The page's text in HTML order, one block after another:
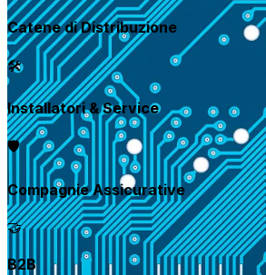
Catene di Distribuzione
🛠️
Installatori & Service
🛡️
Compagnie Assicurative
🤝
B2B